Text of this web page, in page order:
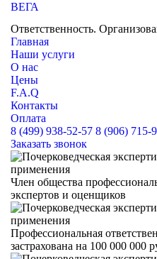
ВЕГА
Ответственность.
Главная
Наши услуги
О нас
Цены
F.A.Q
Контакты
Оплата
8 (499) 938-52-57 8 (906) 715-
Заказать звонок
Член общества
экспертов и оценщиков
Профессиональная
застрахована на 100 000 000